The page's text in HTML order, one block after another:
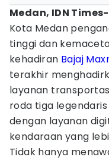
Medan, IDN Times-
Kota Medan
tinggi dan
kehadiran Bajaj
terakhir
layanan
roda tiga
dengan layanan
kendaraan yang
Tidak hanya